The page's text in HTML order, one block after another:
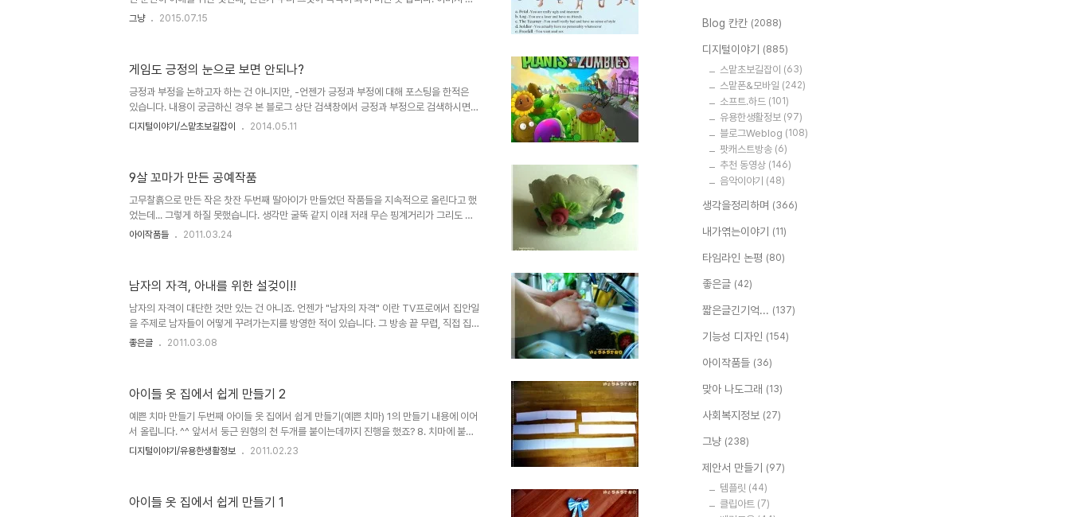
처: www.crazyandfunnystuff.com 무슨 테스트… 라며 요즘 재미를 앞세워 떠도는 것
지를 무작정 무시하고자 하는 것도 아니니까요. 바넘 효과(Barnum effect)를 아십니까?
어쨌든 그런면에서 보자면 사람들은 자신이 보는 시각과 ..
그냥 2015.07.15
게임도 긍정의 눈으로 보면 안되나?
긍정과 부정을 논하고자 하는 건 아니지만, -언젠가 긍정과 부정에 대해 포스팅을 한적은
있습니다. 내용이 궁금하신 경우 본 블로그 상단 검색창에서 긍정과 부정으로 검색하시면
보실 수 있을 겁니다.- 그렇게 긍정을 좋아하는 나라에서 게임이라면 못 죽여 안달인지 의
말을 인용하여 이렇게 말합니다. "아이를 당신이 아는 범위에 한정 짓지 말라. 당신과 다른
시대에 태어났다." 게임을 나쁘게 바라보는 시각에는 부모 입장에서 아이들을 사랑하는 마
음이 있기 때문..
디지털이야기/스맡초보길잡이 2014.05.11
9살 꼬마가 만든 공예작품
고무찰흙으로 만든 작은 찻잔 두번째 딸아이가 만들었던 작품들을 지속적으로 올린다고 했
었는데... 그렇게 하질 못했습니다. 생각만 굴뚝 같지 이래 저래 무슨 핑계거리가 그리도 많
은건지 이제야 또하나의 작품?을 올리게 됩니다. 이 게으름이란... -.-; ^^ 나라 안팍에서 너
달리하여 만들었습니다. ^^ 이전에 올렸던 작품?과 비교해 보시는 것도 좋을 듯하여 링크를
남깁니다. 8살 아이가 고무찰흙으로 만든 작은 찻잔 더 많은 이야기는 의미가 없..
아이작품들 2011.03.24
남자의 자격, 아내를 위한 설겆이!!
남자의 자격이 대단한 것만 있는 건 아니죠. 언젠가 "남자의 자격" 이란 TV프로에서 집안일
을 주제로 남자들이 어떻게 꾸려가는지를 방영한 적이 있습니다. 그 방송 끝 무렵, 직접 집
안일을 해본 후 정말 힘들다는 것을 느낀 개그맨 이경규 씨가 마지막 대사로 말을 합니다.
그런데, 아이러니하게도 결혼 전 대부분 남자들은 무엇이든 다 잘해줄 것처럼 예비 아내에
게 말합니다. 그러나 정작 결혼 후 모습은 다들 약속이라도 한 듯 결혼 전 얘기와는..
좋은글 2011.03.08
아이들 옷 집에서 쉽게 만들기 2
예쁜 치마 만들기 두번째 아이들 옷 집에서 쉽게 만들기(예쁜 치마) 1의 만들기 내용에 이어
서 올립니다. ^^ 앞서서 둥근 원형의 천 두개를 붙이는데까지 진행을 했죠? 8. 치마에 붙일
레이스를 만듭니다. 길이 110cm(원단 세로길이)와 폭 9cm의 천으로 각각 5개 씩을 만듭
기를 감안) 12. 자른 부위를 펴고 치마 아랫 부분이 될 밑단을 가지런히 놓으면 아래 사진 처
디지털이야기/유용한생활정보 2011.02.23
아이들 옷 집에서 쉽게 만들기 1
Blog 칸칸 (2088)
디지털이야기 (885)
스맡초보길잡이 (63)
스맡폰&모바일 (242)
소프트.하드 (101)
유용한생활정보 (97)
블로그Weblog (108)
팟캐스트방송 (6)
추천 동영상 (146)
음악이야기 (48)
생각을정리하며 (366)
내가엮는이야기 (11)
타임라인 논평 (80)
좋은글 (42)
짧은글긴기억... (137)
기능성 디자인 (154)
아이작품들 (36)
맞아 나도그래 (13)
사회복지정보 (27)
그냥 (238)
제안서 만들기 (97)
템플릿 (44)
클립아트 (7)